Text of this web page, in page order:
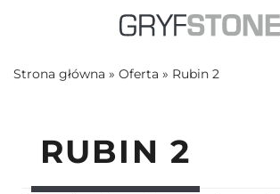
Strona główna » Oferta » Rubin 2
RUBIN 2